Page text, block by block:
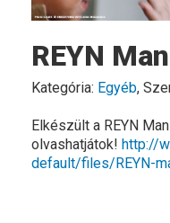
REYN
Kategória: Egyéb,
Elkészült a REYN
olvashatjátok! http://
default/files/REYN-